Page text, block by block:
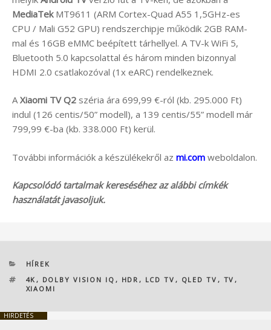
MediaTekMT9611 (ARM Cortex-Quad A55 1,5GHz-es
CPU / Mali G52 GPU) rendszerchipje működik 2GB RAM-
mal és 16GB eMMC beépített tárhellyel. A TV-k WiFi 5,
Bluetooth 5.0 kapcsolattal és három minden bizonnyal
HDMI 2.0 csatlakozóval (1x eARC) rendelkeznek.
AXiaomi TV Q2 széria ára 699,99 €-ról (kb. 295.000 Ft)
indul (126 centis/50” modell), a 139 centis/55” modell már
799,99 €-ba (kb. 338.000 Ft) kerül.
További információk a készülékekről az mi.com weboldalon.
Kapcsolódó tartalmak kereséséhez az alábbi címkék
használatát javasoljuk.
KATEGÓRIÁK
HÍREK
CÍMKÉK
4K , DOLBY VISION IQ , HDR , LCD TV , QLED TV , TV ,
XIAOMI
HIRDETÉS